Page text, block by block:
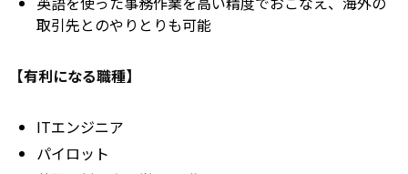
取引先とのやりとりも可能
【有利になる職種】
ITエンジニア
パイロット